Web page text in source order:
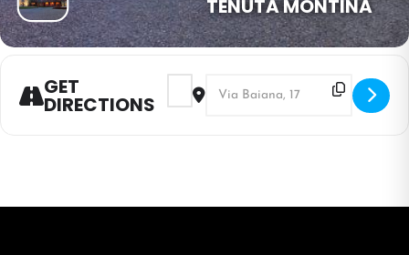
TENUTA MONTINA
GET
DIRECTIONS
Address - Pranzo del 1° Maggio []
Destination Address - Pranzo del